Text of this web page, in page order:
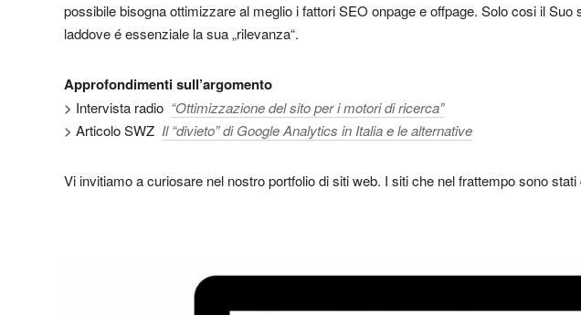
possibile bisogna ottimizzare al meglio i fattori SEO onpage e offpage. Solo cosi il
laddove é essenziale la sua „rilevanza“.
Approfondimenti sull’argomento
> Intervista radio “Ottimizzazione del sito per i motori di ricerca”
> Articolo SWZ Il “divieto” di Google Analytics in Italia e le alternative
Vi invitiamo a curiosare nel nostro portfolio di siti web. I siti che nel frattempo sono